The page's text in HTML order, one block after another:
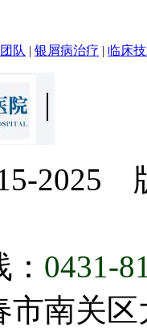
队 | 银屑病治疗 | 临床
2025
0431-
市南关